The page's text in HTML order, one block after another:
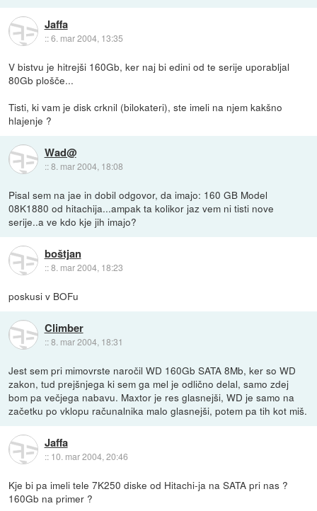
Jaffa
::6. mar 2004, 13:35
V bistvu je hitrejši 160Gb, ker naj bi edini od te serije uporabljal
80Gb plošče...
Tisti, ki vam je disk crknil (bilokateri), ste imeli na njem kakšno
hlajenje ?
Wad@
::8. mar 2004, 18:08
Pisal sem na jae in dobil odgovor, da imajo: 160 GB Model
08K1880 od hitachija...ampak ta kolikor jaz vem ni tisti nove
serije..a ve kdo kje jih imajo?
boštjan
::8. mar 2004, 18:23
poskusi v BOFu
Climber
::8. mar 2004, 18:31
Jest sem pri mimovrste naročil WD 160Gb SATA 8Mb, ker so WD
zakon, tud prejšnjega ki sem ga mel je odlično delal, samo zdej
bom pa večjega nabavu. Maxtor je res glasnejši, WD je samo na
začetku po vklopu računalnika malo glasnejši, potem pa tih kot miš.
Jaffa
:: 10. mar 2004, 20:46
Kje bi pa imeli tele 7K250 diske od Hitachi-ja na SATA pri nas ?
160Gb na primer ?